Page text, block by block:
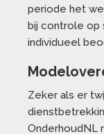
periode het
bij controle op
individueel
Zeker als er
OnderhoudNL